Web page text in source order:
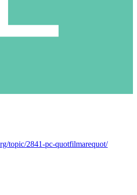
topic/2841-pc-quotfilmarequot/